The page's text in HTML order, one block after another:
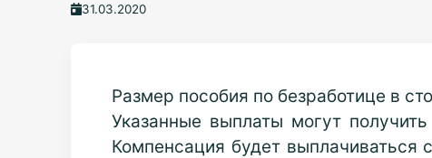
31.03.2020
Размер пособия по безработице в
Указанные выплаты могут
Компенсация будет выплачиваться